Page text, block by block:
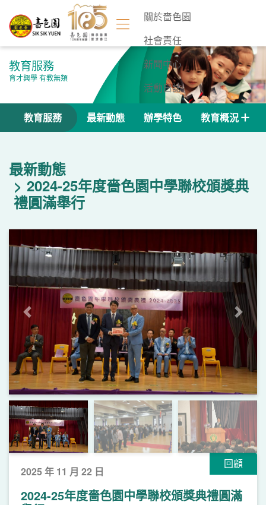
關於嗇色園
社會責任
新聞中心
活動日誌
聯絡我們
教育服務
育才興學 有教無類
教育服務 最新動態 辦學特色 教育概況
最新動態
2024-25年度嗇色園中學聯校頒獎典
禮圓滿舉行
上一頁 下一頁
回顧
2025 年 11 月 22 日
2024-25年度嗇色園中學聯校頒獎典禮圓滿